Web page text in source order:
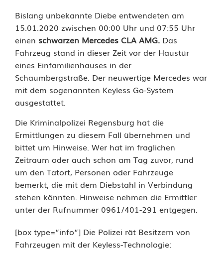
s
i
m
W
e
r
t
v
o
n
4
.
Bislang unbekannte Diebe entwendeten am
15.01.2020 zwischen 00:00 Uhr und 07:55 Uhr
einen schwarzen Mercedes CLA AMG. Das
Fahrzeug stand in dieser Zeit vor der Haustür
eines Einfamilienhauses in der
Schaumbergstraße. Der neuwertige Mercedes war
mit dem sogenannten Keyless Go-System
ausgestattet.
Die Kriminalpolizei Regensburg hat die
Ermittlungen zu diesem Fall übernehmen und
bittet um Hinweise. Wer hat im fraglichen
Zeitraum oder auch schon am Tag zuvor, rund
um den Tatort, Personen oder Fahrzeuge
bemerkt, die mit dem Diebstahl in Verbindung
stehen könnten. Hinweise nehmen die Ermittler
unter der Rufnummer 0961/401-291 entgegen.
[box type=”info”] Die Polizei rät Besitzern von
Fahrzeugen mit der Keyless-Technologie: